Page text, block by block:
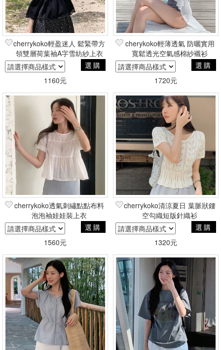
cherrykoko輕盈迷人 鬆緊帶方
領雙層荷葉袖A字雪紡紗上衣
選購
1160元
cherykoko輕薄透氣 防曬實用
寬鬆透光空氣感棉紗襯衫
選購
1720元
cherrykoko透氣刺繡點點布料
泡泡袖娃娃裝上衣
選購
1560元
cherrykoko清涼夏日 葉脈狀鏤
空勾織短版針織衫
選購
1320元